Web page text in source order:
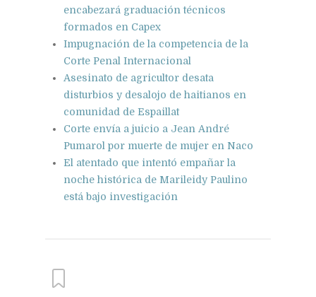
encabezará graduación técnicos
formados en Capex
Impugnación de la competencia de la
Corte Penal Internacional
Asesinato de agricultor desata
disturbios y desalojo de haitianos en
comunidad de Espaillat
Corte envía a juicio a Jean André
Pumarol por muerte de mujer en Naco
El atentado que intentó empañar la
noche histórica de Marileidy Paulino
está bajo investigación